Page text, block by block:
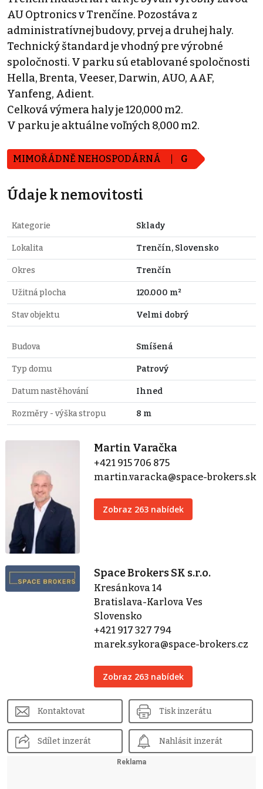
AU Optronics v Trenčíne. Pozostáva z
administratívnej budovy, prvej a druhej haly.
Technický štandard je vhodný pre výrobné
spoločnosti. V parku sú etablované spoločnosti
Hella, Brenta, Veeser, Darwin, AUO, AAF,
Yanfeng, Adient.
Celková výmera haly je 120,000 m2.
V parku je aktuálne voľných 8,000 m2.
MIMOŘÁDNĚ NEHOSPODÁRNÁ G
Údaje k nemovitosti
Kategorie Sklady
Lokalita Trenčín, Slovensko
Okres Trenčín
Užitná plocha 120.000 m²
Stav objektu Velmi dobrý
Budova Smíšená
Typ domu Patrový
Datum nastěhování Ihned
Rozměry - výška stropu 8 m
Martin Varačka
+421 915 706 875
martin.varacka@space-brokers.sk
Zobraz 263 nabídek
Space Brokers SK s.r.o.
Kresánkova 14
Bratislava-Karlova Ves
Slovensko
+421 917 327 794
marek.sykora@space-brokers.cz
Zobraz 263 nabídek
Kontaktovat Tisk inzerátu
Sdílet inzerát Nahlásit inzerát